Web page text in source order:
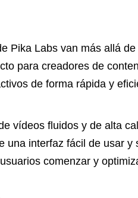
Pika Labs van más allá
para creadores de
de forma rápida y
vídeos fluidos y de alta
una interfaz fácil de usar y
comenzar y